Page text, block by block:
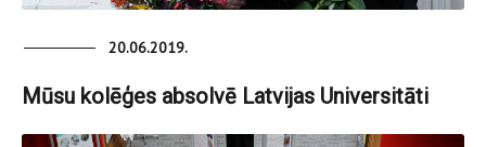
20.06.2019.
Mūsu kolēģes absolvē Latvijas Universitāti